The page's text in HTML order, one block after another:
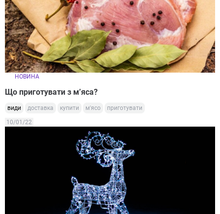
НОВИНА
Що приготувати з м’яса?
види доставка купити м'ясо приготувати
10/01/22